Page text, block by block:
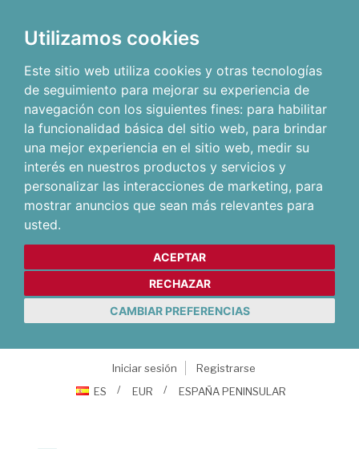
Utilizamos cookies
Este sitio web utiliza cookies y otras tecnologías
de seguimiento para mejorar su experiencia de
navegación con los siguientes fines: para habilitar
la funcionalidad básica del sitio web, para brindar
una mejor experiencia en el sitio web, medir su
interés en nuestros productos y servicios y
personalizar las interacciones de marketing, para
mostrar anuncios que sean más relevantes para
usted.
ACEPTAR
RECHAZAR
CAMBIAR PREFERENCIAS
Iniciar sesión
Registrarse
ES
EUR ESPAÑA PENINSULAR